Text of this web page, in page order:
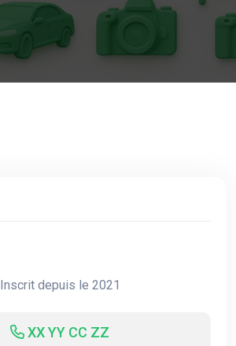
Inscrit depuis le 2021
XX YY CC ZZ